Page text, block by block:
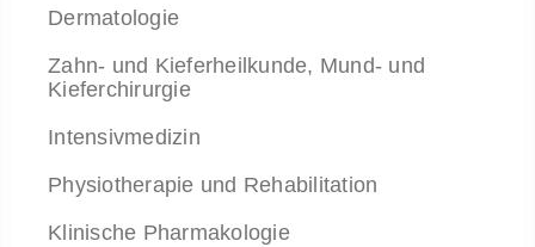
Dermatologie
Zahn- und Kieferheilkunde, Mund- und
Kieferchirurgie
Intensivmedizin
Physiotherapie und Rehabilitation
Klinische Pharmakologie